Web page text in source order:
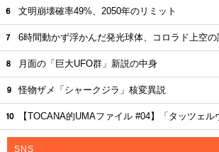
文明崩壊確率49%、2050年のリミット
6時間動かず浮かんだ発光球体、コロラド上空の
月面の「巨大UFO群」新説の中身
怪物ザメ「シャークジラ」核変異説
【TOCANA的UMAファイル #04】「タッツェル
SNS